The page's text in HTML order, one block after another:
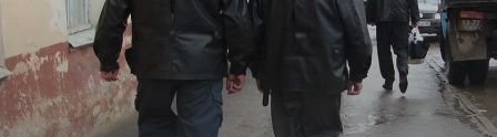
Погода
Праздники
Происшествия
Спорт